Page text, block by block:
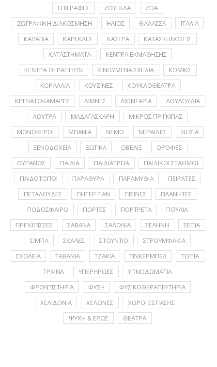
ΕΠΙΓΡΑΦΕΣ
ΖΟΥΓΚΛΑ
ΖΩΑ
ΖΩΓΡΑΦΙΚΗ ΔΙΑΚΟΣΜΗΣΗ
ΗΛΙΟΣ ΘΑΛΑΣΣΑ
ΙΤΑΛΙΑ
ΚΑΡΑΒΙΑ
ΚΑΡΕΚΛΕΣ ΚΑΣΤΡΑ
ΚΑΤΑΣΚΗΝΩΣΕΙΣ
ΚΑΤΑΣΤΗΜΑΤΑ
ΚΕΝΤΡΑ ΕΚΜΑΘΗΣΗΣ
ΚΕΝΤΡΑ ΘΕΡΑΠΕΙΩΝ
ΚΙΝΟΥΜΕΝΑ ΣΧΕΔΙΑ
ΚΟΜΙΚΣ
ΚΟΡΑΛΛΙΑ
ΚΟΥΖΙΝΕΣ
ΚΟΥΚΛΟΘΕΑΤΡΑ
ΚΡΕΒΑΤΟΚΑΜΑΡΕΣ
ΛΙΜΝΕΣ ΛΙΟΝΤΑΡΙΑ
ΛΟΥΛΟΥΔΙΑ
ΛΟΥΤΡΑ
ΜΑΔΑΓΑΣΚΑΡΗ
ΜΙΚΡΟΣ ΠΡΙΓΚΙΠΑΣ
ΜΟΝΟΚΕΡΟΙ
ΜΠΑΝΙΑ ΝΕΜΟ ΝΕΡΑΪΔΕΣ
ΝΗΣΙΑ
ΞΕΝΟΔΟΧΕΙΑ
ΞΩΤΙΚΑ ΟΒΕΛΙΞ
ΟΡΟΦΕΣ
ΟΥΡΑΝΟΣ
ΠΑΙΔΙΑ ΠΑΙΔΙΑΤΡΕΙΑ
ΠΑΙΔΙΚΟΙ ΣΤΑΘΜΟΙ
ΠΑΙΔΟΤΟΠΟΙ
ΠΑΡΑΘΥΡΑ ΠΑΡΑΜΥΘΙΑ
ΠΕΙΡΑΤΕΣ
ΠΕΤΑΛΟΥΔΕΣ
ΠΗΤΕΡ ΠΑΝ ΠΙΣΙΝΕΣ
ΠΛΑΝΗΤΕΣ
ΠΟΔΟΣΦΑΙΡΟ
ΠΟΡΤΕΣ ΠΟΡΤΡΕΤA
ΠΟΥΛΙΑ
ΠΡΙΓΚΙΠΙΣΣΕΣ
ΣΑΒΑΝΑ ΣΑΛΟΝΙΑ ΣΕΛΗΝΗ
ΣΕΠΙΑ
ΣΙΜΠΑ
ΣΚΑΛΕΣ ΣΤΟΥΝΤΙΟ
ΣΤΡΟΥΜΦΑΚΙΑ
ΣΧΟΛΕΙΑ
ΤΑΒΑΝΙΑ ΤΖΑΚΙΑ ΤΙΝΚΕΡΜΠΕΛ
ΤΟΠΙΑ
ΤΡΑΙΝΑ
ΥΠΕΡΗΡΩΕΣ
ΥΠΝΟΔΩΜΑΤΙΑ
ΦΡΟΝΤΙΣΤΗΡΙΑ
ΦΥΣΗ
ΦΥΣΙΚΟΘΕΡΑΠΕΥΤΗΡΙΑ
ΧΕΛΙΔΟΝΙΑ
ΧΕΛΩΝΕΣ
ΧΩΡΟΙ ΕΣΤΙΑΣΗΣ
ΨΥΧΗ & ΕΡΩΣ
ΘΕΑΤΡΑ